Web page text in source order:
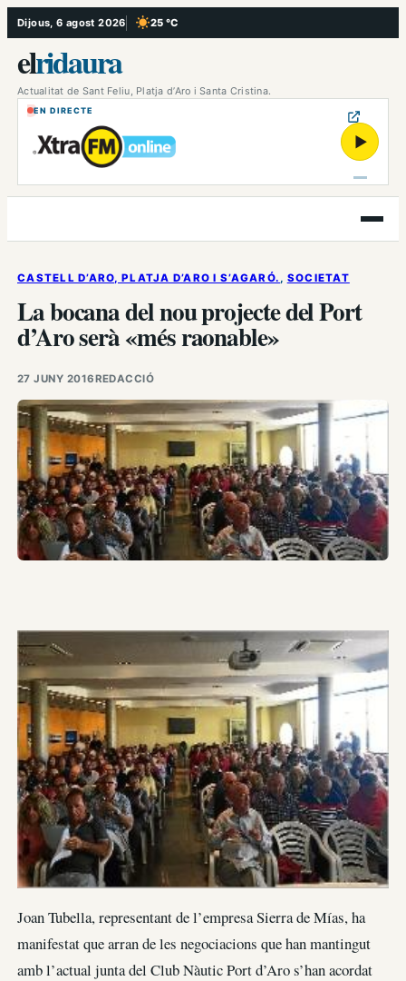
Vés
al
contingut
Dijous, 6 agost 2026 25 °C
, Cel serè
elridaura
Actualitat de Sant Feliu, Platja d’Aro i Santa Cristina.
EN DIRECTE
▶
Obre
el
CASTELL D’ARO, PLATJA D’ARO I S’AGARÓ. , SOCIETAT
La bocana del nou projecte del Port
d’Aro serà «més raonable»
27 JUNY 2016REDACCIÓ
Joan Tubella, representant de l’empresa Sierra de Mías, ha
manifestat que arran de les negociacions que han mantingut
amb l’actual junta del Club Nàutic Port d’Aro s’han acordat